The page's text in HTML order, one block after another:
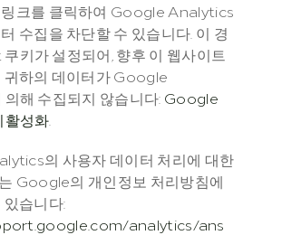
링크를 클릭하여 Google Analytics
수집을 차단할 수 있습니다. 이 경
키가 설정되어, 향후 이 웹사이트
귀하의 데이터가 Google
해 수집되지 않습니다: Google
성화
의 사용자 데이터 처리에 대한
Google의 개인정보 처리방침에
analytics/ans